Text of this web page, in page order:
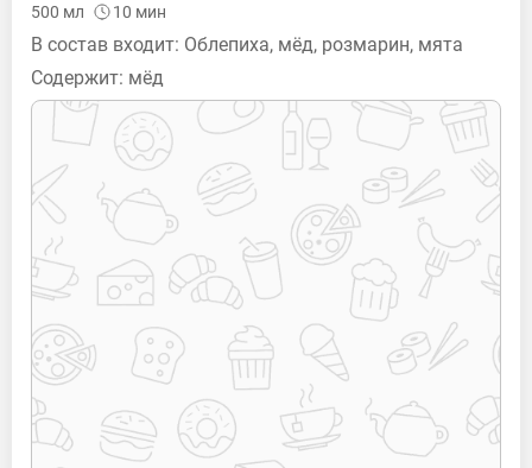
500 мл 10 мин
В состав входит: Облепиха, мёд, розмарин, мята
Содержит: мёд